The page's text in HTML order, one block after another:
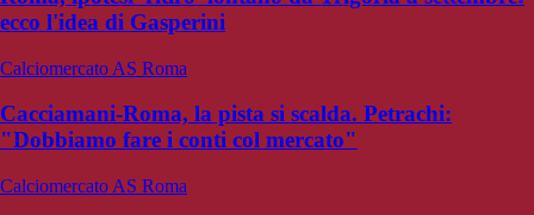
ecco l'idea di Gasperini
Calciomercato AS Roma
Cacciamani-Roma, la pista si scalda. Petrachi:
"Dobbiamo fare i conti col mercato"
Calciomercato AS Roma